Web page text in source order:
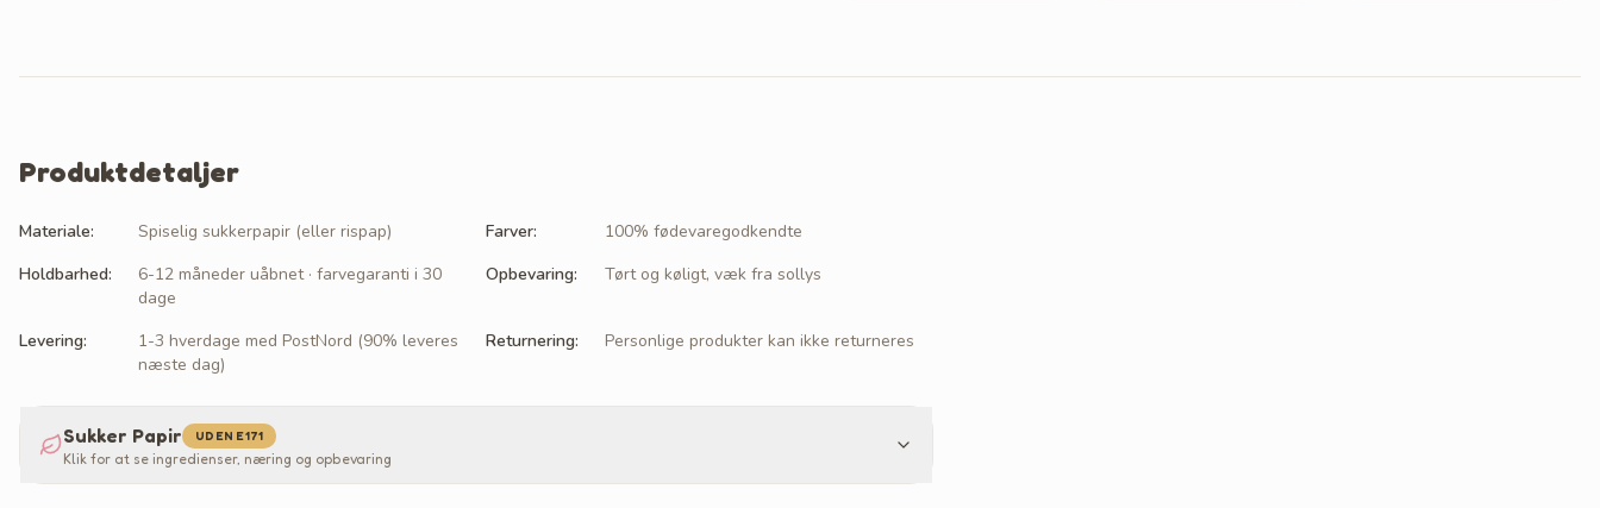
Produktdetaljer
Materiale: Spiselig sukkerpapir (eller rispap) Farver:
100% fødevaregodkendte
Holdbarhed:
6-12 måneder uåbnet · farvegaranti i 30
dage
Opbevaring: Tørt og køligt, væk fra sollys
Levering:
1-3 hverdage med PostNord (90% leveres
næste dag)
Returnering: Personlige produkter kan ikke returneres
Sukker Papir UDEN E171
Klik for at se ingredienser, næring og opbevaring